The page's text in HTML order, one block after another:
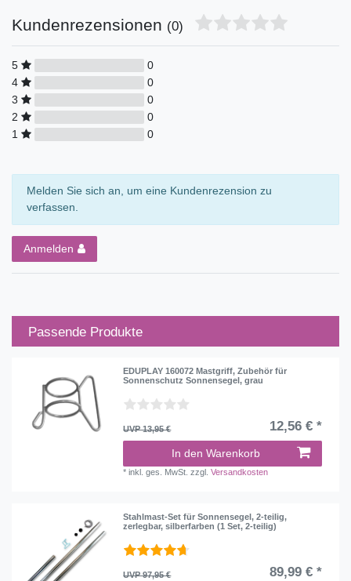
Kundenrezensionen (0)
5
0
4
0
3
0
2
0
1
0
Melden Sie sich an, um eine Kundenrezension zu
verfassen.
Anmelden
Passende Produkte
EDUPLAY 160072 Mastgriff, Zubehör für
Sonnenschutz Sonnensegel, grau
UVP 13,95 € 12,56 € *
In den Warenkorb
*inkl. ges. MwSt. zzgl.Versandkosten
Stahlmast-Set für Sonnensegel, 2-teilig,
zerlegbar, silberfarben (1 Set, 2-teilig)
UVP 97,95 € 89,99 € *